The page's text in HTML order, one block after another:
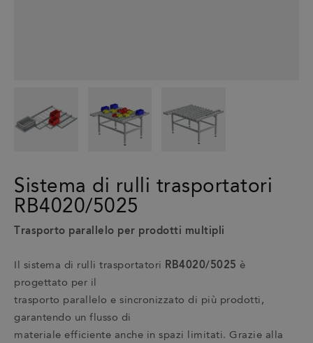
Sistema di rulli trasportatori
RB4020/5025
Trasporto parallelo per prodotti multipli
Il sistema di rulli trasportatori RB4020/5025 è
progettato per il
trasporto parallelo e sincronizzato di più prodotti,
garantendo un flusso di
materiale efficiente anche in spazi limitati. Grazie alla